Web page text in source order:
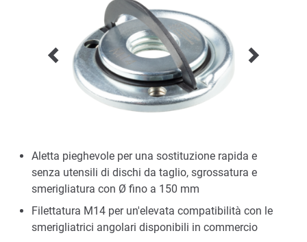
Aletta pieghevole per una sostituzione rapida e
senza utensili di dischi da taglio, sgrossatura e
smerigliatura con Ø fino a 150 mm
Filettatura M14 per un'elevata compatibilità con le
smerigliatrici angolari disponibili in commercio